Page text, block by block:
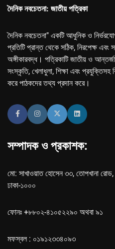
দৈনিক নবচেতনা: জাতীয় পত্রিকা
দৈনিক নবচেতনা" একটি আধুনিক ও
প্রতিটি প্রান্ত থেকে সঠিক, নিরপেক্ষ
অঙ্গীকারবদ্ধ। পত্রিকাটি জাতীয় ও
সংস্কৃতি, খেলাধুলা, শিক্ষা এবং প্রযুক্তিসহ
করে পাঠকদের তথ্য প্রদান করে।
সম্পাদক ও প্রকাশক:
মো: সাখাওয়াত হোসেন ৩৩, তোপখানা রোড,
ঢাকা-১০০০
ফোনঃ +৮৮০২-৪১০৫২২৯০ অথবা ৯১
মফস্বল : ০১৯১২৩৩৪০৯৩